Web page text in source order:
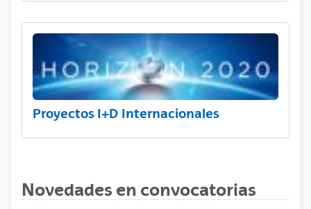
Proyectos I+D Internacionales
Novedades en convocatorias